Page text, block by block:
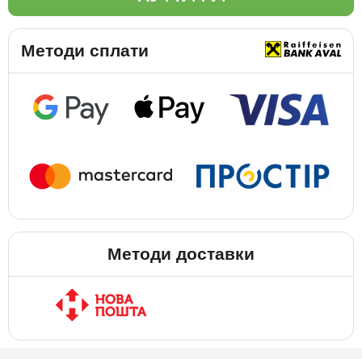
Методи сплати
Методи доставки